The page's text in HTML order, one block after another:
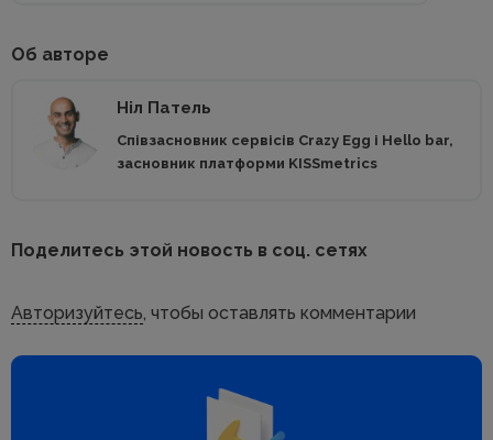
Об авторе
Ніл Патель
Співзасновник сервісів Crazy Egg і Hello bar,
засновник платформи KISSmetrics
Поделитесь этой новость в соц. сетях
Авторизуйтесь, чтобы оставлять комментарии